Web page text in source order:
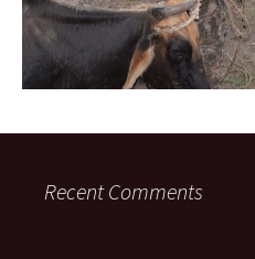
Recent Comments